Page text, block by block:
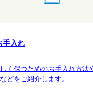
手入れ
く保つためのお手入れ方法
どをご紹介します。